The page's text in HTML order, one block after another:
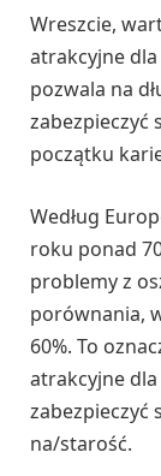
Wreszcie,
atrakcyjne dla
pozwala na
zabezpieczyć
początku
Według
roku ponad
problemy z
porównania,
60%. To
atrakcyjne
zabezpieczyć
na/starość.